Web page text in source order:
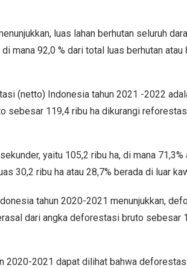
luas lahan berhutan seluruh
mana 92,0 % dari total luas berhutan atau
(netto) Indonesia tahun 2021 -2022
sebesar 119,4 ribu ha dikurangi
yaitu 105,2 ribu ha, di mana 71,3%
30,2 ribu ha atau 28,7% berada di luar
tahun 2020-2021 menunjukkan,
dari angka deforestasi bruto sebesar
2020-2021 dapat dilihat bahwa